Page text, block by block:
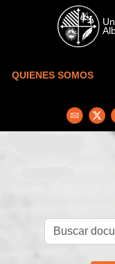
Skip to main content
QUIENES SOMOS